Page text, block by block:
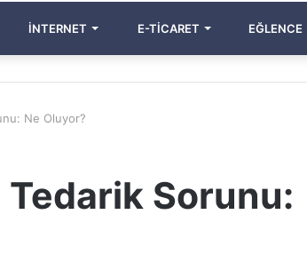
İNTERNET E-TICARET EĞLENCE
Ne Oluyor?
Sorunu: